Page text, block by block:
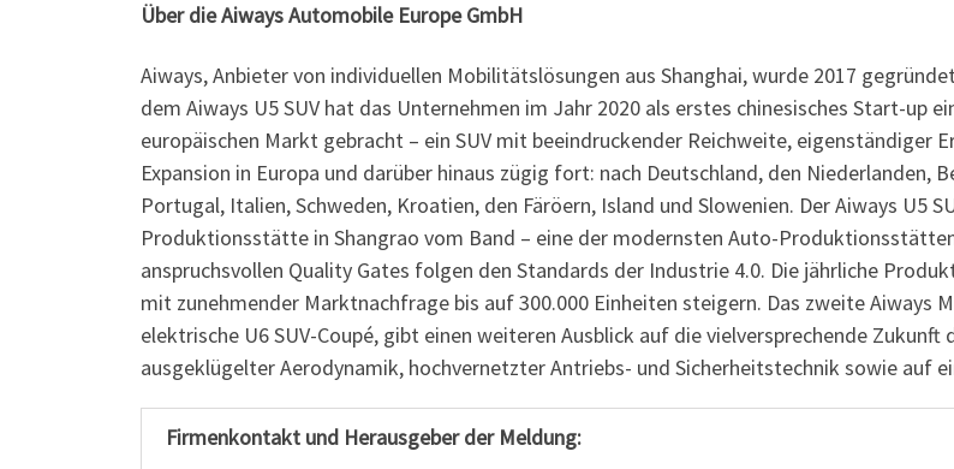
Über die Aiways Automobile Europe GmbH
Aiways, Anbieter von individuellen Mobilitätslösungen aus Shanghai, wurde 2017
dem Aiways U5 SUV hat das Unternehmen im Jahr 2020 als erstes chinesisches Start-up
europäischen Markt gebracht – ein SUV mit beeindruckender Reichweite, eigenständiger
Expansion in Europa und darüber hinaus zügig fort: nach Deutschland, den Niederlanden,
Portugal, Italien, Schweden, Kroatien, den Färöern, Island und Slowenien. Der Aiways U5
Produktionsstätte in Shangrao vom Band – eine der modernsten Auto-
anspruchsvollen Quality Gates folgen den Standards der Industrie 4.0. Die jährliche
mit zunehmender Marktnachfrage bis auf 300.000 Einheiten steigern. Das zweite Aiways
elektrische U6 SUV-Coupé, gibt einen weiteren Ausblick auf die vielversprechende
ausgeklügelter Aerodynamik, hochvernetzter Antriebs- und Sicherheitstechnik sowie auf
Firmenkontakt und Herausgeber der Meldung: